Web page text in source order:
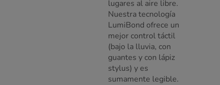
lugares al aire libre.
Nuestra tecnología
LumiBond ofrece un
mejor control táctil
(bajo la lluvia, con
guantes y con lápiz
stylus) y es
sumamente legible.